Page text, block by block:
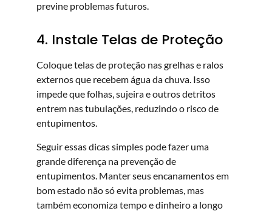
previne problemas futuros.
4. Instale Telas de Proteção
Coloque telas de proteção nas grelhas e ralos
externos que recebem água da chuva. Isso
impede que folhas, sujeira e outros detritos
entrem nas tubulações, reduzindo o risco de
entupimentos.
Seguir essas dicas simples pode fazer uma
grande diferença na prevenção de
entupimentos. Manter seus encanamentos em
bom estado não só evita problemas, mas
também economiza tempo e dinheiro a longo